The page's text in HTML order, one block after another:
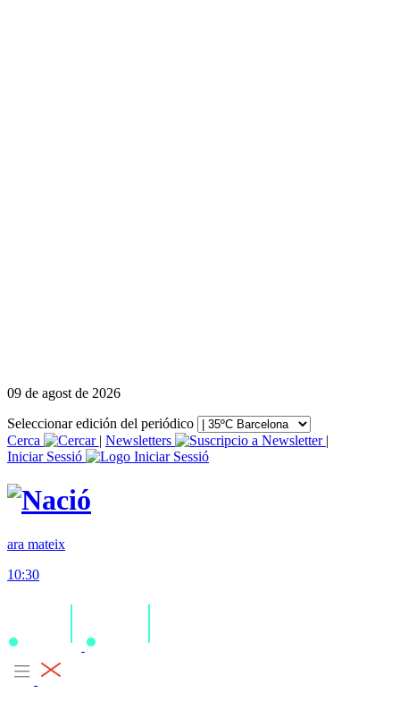
09 de agost de 2026
Seleccionar edición del periódico
Cerca
| Newsletters
|
Iniciar Sessió
ara mateix
10:30